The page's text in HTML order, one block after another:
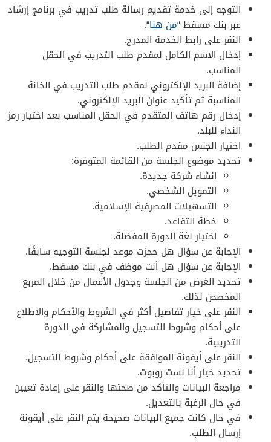
التوجه إلى خدمة تقديم رسالة طلب تدريب في برنامج إرشاد
عبر بنك مسقط “من هنا“.
النقر على رابط الخدمة المدرج.
إدخال الاسم الكامل لمقدم طلب التدريب في الحقل
المناسب.
إضافة البريد الإلكتروني لمقدم طلب التدريب في الخانة
المناسبة ثم تأكيد عنوان البريد الإلكتروني.
إدخال رقم هاتف المتقدم في الحقل المناسب بعد اختيار رمز
النداء للبلد.
اختيار الجنس مقدم الطلب.
تحديد موضوع الجلسة من القائمة المتوفرة:
إنشاء شركة جديدة.
التمويل الشخصي.
التسهيلات المصرفية الإسلامية.
خطة التقاعد.
اختيار لغة الدورة المفضلة.
الإجابة عن سؤال هل حجزت موعد لجلسة التوجيه سابقًا.
الإجابة عن سؤال هل أنت موظف في بنك مسقط.
تحديد الغرض من الجلسة وجدول الأعمال من خلال المربع
المخصص لذلك.
النقر على خيار تفاصيل أكثر في الشروط والأحكام والاطلاع
على أحكام وشروط التسجيل والمشاركة في الدورة
التدريبية.
النقر على أيقونة الموافقة على أحكام وشروط التسجيل.
تحديد خيار أنا لست روبوت.
مراجعة البيانات والتأكد من صحتها والنقر على إعادة تعيين
في حال الرغبة بالتعديل.
في حال كانت جميع البيانات صحيحة يتم النقر على أيقونة
إرسال الطلب.